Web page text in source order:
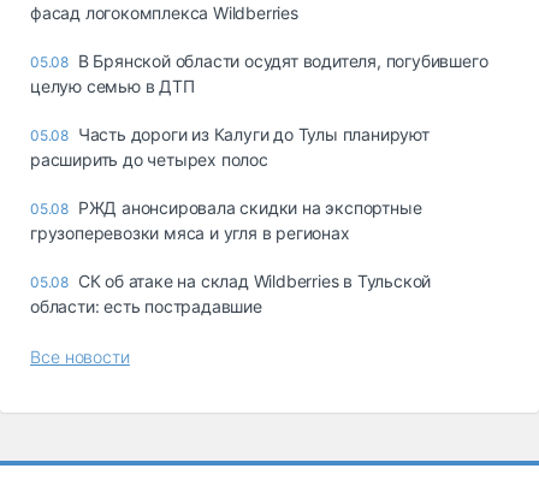
фасад логокомплекса Wildberries
05.08 В Брянской области осудят водителя, погубившего
целую семью в ДТП
05.08 Часть дороги из Калуги до Тулы планируют
расширить до четырех полос
05.08 РЖД анонсировала скидки на экспортные
грузоперевозки мяса и угля в регионах
05.08 СК об атаке на склад Wildberries в Тульской
области: есть пострадавшие
Все новости